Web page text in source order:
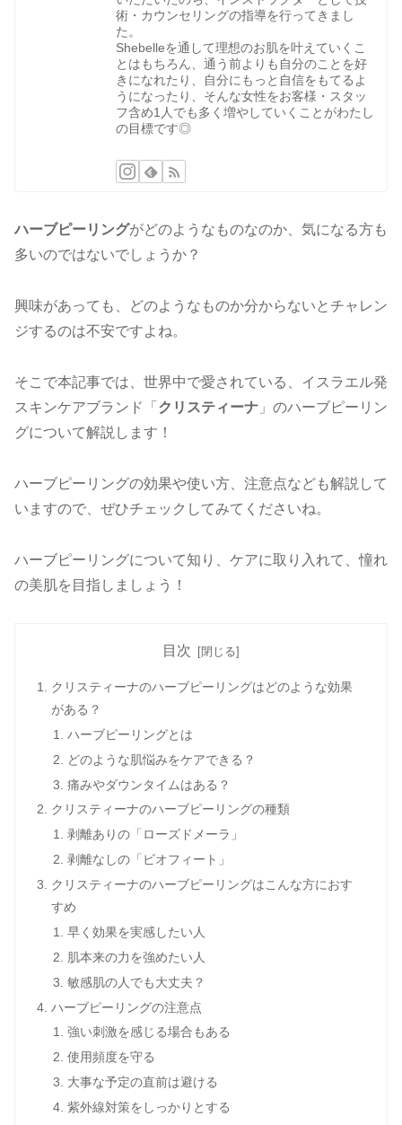
術・カウンセリングの指導を行ってきまし
た。
Shebelleを通して理想のお肌を叶えていくこ
とはもちろん、通う前よりも自分のことを好
きになれたり、自分にもっと自信をもてるよ
うになったり、そんな女性をお客様・スタッ
フ含め1人でも多く増やしていくことがわたし
の目標です◎
ハーブピーリングがどのようなものなのか、気になる方も
多いのではないでしょうか？
興味があっても、どのようなものか分からないとチャレン
ジするのは不安ですよね。
そこで本記事では、世界中で愛されている、イスラエル発
スキンケアブランド「 クリスティーナ 」のハーブピーリン
グについて解説します！
ハーブピーリングの効果や使い方、注意点なども解説して
いますので、ぜひチェックしてみてくださいね。
ハーブピーリングについて知り、ケアに取り入れて、憧れ
の美肌を目指しましょう！
目次
クリスティーナのハーブピーリングはどのような効果
がある？
ハーブピーリングとは
どのような肌悩みをケアできる？
痛みやダウンタイムはある？
クリスティーナのハーブピーリングの種類
剥離ありの「ローズドメーラ」
剥離なしの「ビオフィート」
クリスティーナのハーブピーリングはこんな方におす
すめ
早く効果を実感したい人
肌本来の力を強めたい人
敏感肌の人でも大丈夫？
ハーブピーリングの注意点
強い刺激を感じる場合もある
使用頻度を守る
大事な予定の直前は避ける
紫外線対策をしっかりとする